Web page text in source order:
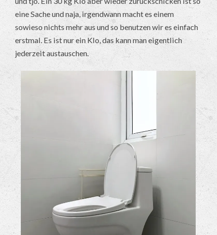
eine Sache und naja, irgendwann macht es einem
sowieso nichts mehr aus und so benutzen wir es einfach
erstmal. Es ist nur ein Klo, das kann man eigentlich
jederzeit austauschen.